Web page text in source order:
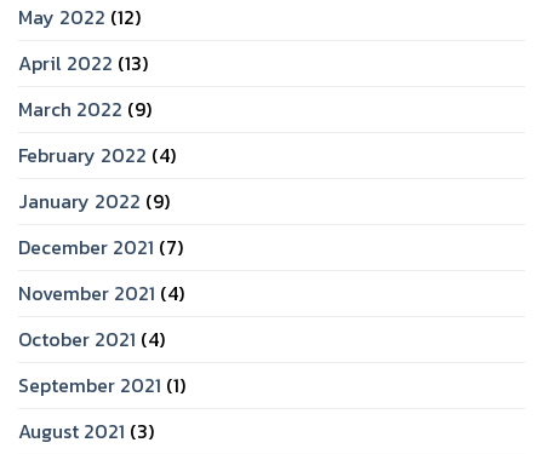
May 2022 (12)
April 2022 (13)
March 2022 (9)
February 2022 (4)
January 2022 (9)
December 2021 (7)
November 2021 (4)
October 2021 (4)
September 2021 (1)
August 2021 (3)